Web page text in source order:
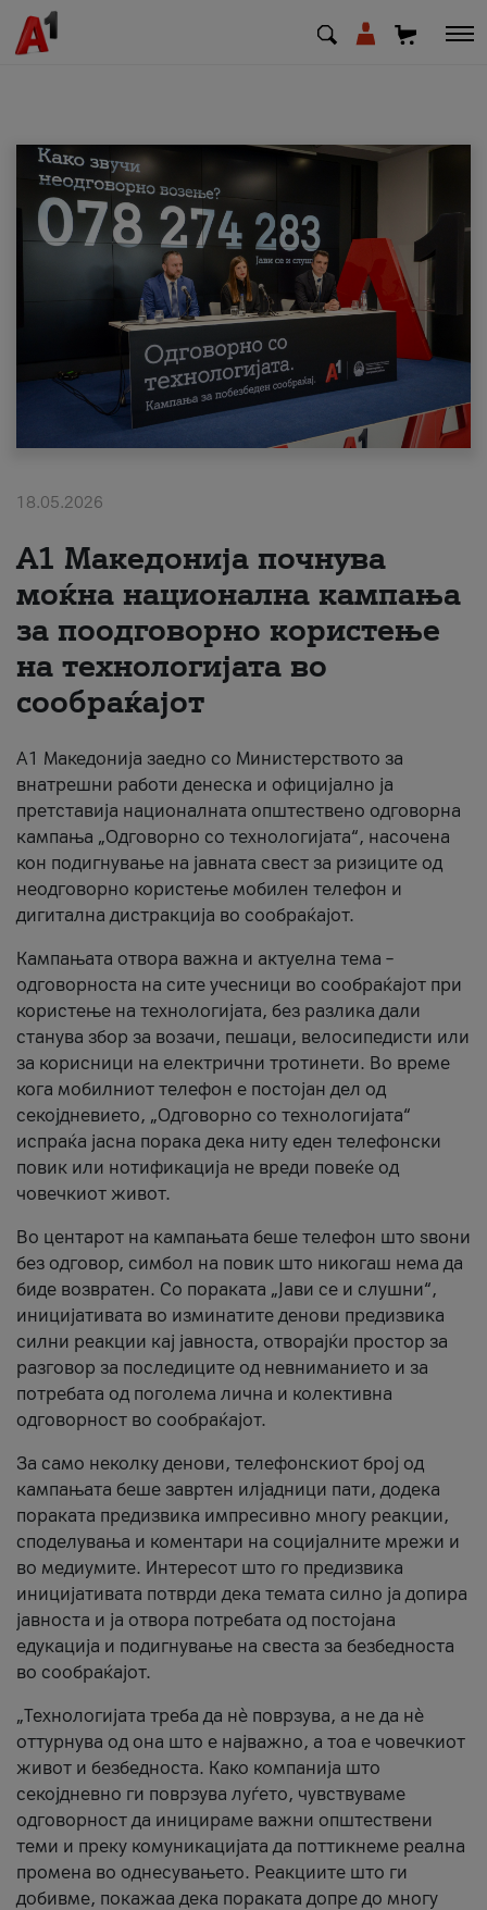
МК EN SQ
Деловни
Поддршка
Надополни кредит
#ПодобарОнлајн
18.05.2026
A1 Македонија почнува
моќна национална кампања
за поодговорно користење
на технологијата во
сообраќајот
A1 Македонија заедно со Министерството за
внатрешни работи денеска и официјално ја
претставија националната општествено одговорна
кампања „Одговорно со технологијата“, насочена
кон подигнување на јавната свест за ризиците од
неодговорно користење мобилен телефон и
дигитална дистракција во сообраќајот.
Кампањата отвора важна и актуелна тема –
одговорноста на сите учесници во сообраќајот при
користење на технологијата, без разлика дали
станува збор за возачи, пешаци, велосипедисти или
за корисници на електрични тротинети. Во време
кога мобилниот телефон е постојан дел од
секојдневието, „Одговорно со технологијата“
испраќа јасна порака дека ниту еден телефонски
повик или нотификација не вреди повеќе од
човечкиот живот.
Во центарот на кампањата беше телефон што ѕвони
без одговор, симбол на повик што никогаш нема да
биде возвратен. Со пораката „Јави се и слушни“,
иницијативата во изминатите денови предизвика
силни реакции кај јавноста, отворајќи простор за
разговор за последиците од невниманието и за
потребата од поголема лична и колективна
одговорност во сообраќајот.
За само неколку денови, телефонскиот број од
кампањата беше завртен илјадници пати, додека
пораката предизвика импресивно многу реакции,
споделувања и коментари на социјалните мрежи и
во медиумите. Интересот што го предизвика
иницијативата потврди дека темата силно ја допира
јавноста и ја отвора потребата од постојана
едукација и подигнување на свеста за безбедноста
во сообраќајот.
„Технологијата треба да нè поврзува, а не да нè
оттурнува од она што е најважно, а тоа е човечкиот
живот и безбедноста. Како компанија што
секојдневно ги поврзува луѓето, чувствуваме
одговорност да иницираме важни општествени
теми и преку комуникацијата да поттикнеме реална
промена во однесувањето. Реакциите што ги
добивме, покажаа дека пораката допре до многу